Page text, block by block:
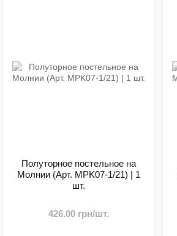
Полуторное постельное на
Молнии (Арт. MPK07-1/21) | 1
шт.
426.00 грн/шт.